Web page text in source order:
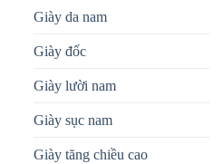
Giày da nam
Giày đốc
Giày lười nam
Giày sục nam
Giày tăng chiều cao